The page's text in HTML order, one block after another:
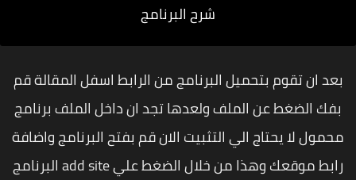
شرح البرنامج
ان تقوم بتحميل البرنامج من الرابط اسفل المقالة قم
بفك الضغط عن الملف ولعدها تجد ان داخل الملف برنامج
لا يحتاج الي التثبيت الان قم بفتح البرنامج واضافة
موقعك وهذا من خلال الضغط عليadd siteالبرنامج